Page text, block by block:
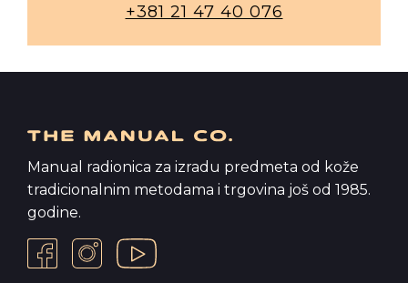
+381 21 47 40 076
Manual radionica za izradu predmeta od kože
tradicionalnim metodama i trgovina još od 1985.
godine.